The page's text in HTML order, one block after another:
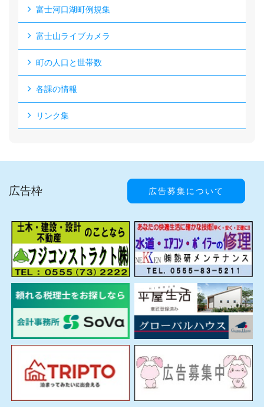
富士河口湖町例規集
富士山ライブカメラ
町の人口と世帯数
各課の情報
リンク集
広告枠 広告募集について